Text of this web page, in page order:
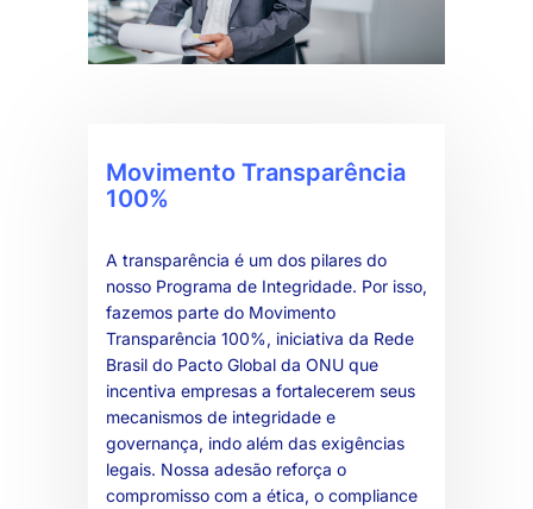
Movimento Transparência
100%
A transparência é um dos pilares do
nosso Programa de Integridade. Por isso,
fazemos parte do Movimento
Transparência 100%, iniciativa da Rede
Brasil do Pacto Global da ONU que
incentiva empresas a fortalecerem seus
mecanismos de integridade e
governança, indo além das exigências
legais. Nossa adesão reforça o
compromisso com a ética, o compliance